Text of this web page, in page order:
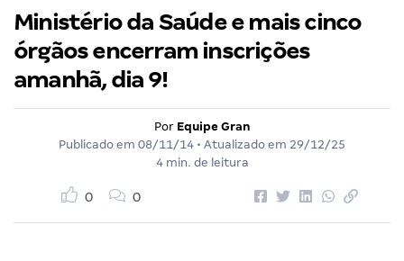
Ministério da Saúde e mais cinco
órgãos encerram inscrições
amanhã, dia 9!
Por Equipe Gran
Publicado em 08/11/14 • Atualizado em 29/12/25
4 min. de leitura
0 0